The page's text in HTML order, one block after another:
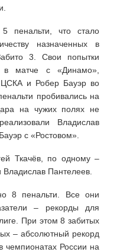
пенальти, что стало
назначенных в
3. Свои попытки
в матче с «Динамо»,
ЦСКА и Робер Бауэр во
пробивались на
на чужих полях не
Владислав
с «Ростовом».
Ткачёв, по одному –
Пантелеев.
8 пенальти. Все они
– рекорды для
При этом 8 забитых
– абсолютный рекорд
чемпионатах России на